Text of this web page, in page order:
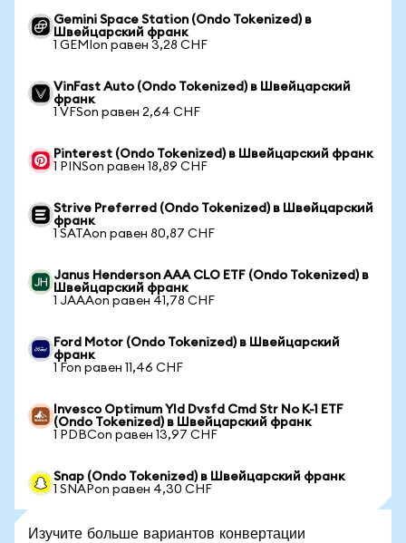
Gemini Space Station (Ondo Tokenized) в
Швейцарский франк
1 GEMIon равен 3,28 CHF
VinFast Auto (Ondo Tokenized) в Швейцарский
франк
1 VFSon равен 2,64 CHF
Pinterest (Ondo Tokenized) в Швейцарский франк
1 PINSon равен 18,89 CHF
Strive Preferred (Ondo Tokenized) в Швейцарский
франк
1 SATAon равен 80,87 CHF
Janus Henderson AAA CLO ETF (Ondo Tokenized) в
Швейцарский франк
1 JAAAon равен 41,78 CHF
Ford Motor (Ondo Tokenized) в Швейцарский
франк
1 Fon равен 11,46 CHF
Invesco Optimum Yld Dvsfd Cmd Str No K-1 ETF
(Ondo Tokenized) в Швейцарский франк
1 PDBCon равен 13,97 CHF
Snap (Ondo Tokenized) в Швейцарский франк
1 SNAPon равен 4,30 CHF
Изучите больше вариантов конвертации